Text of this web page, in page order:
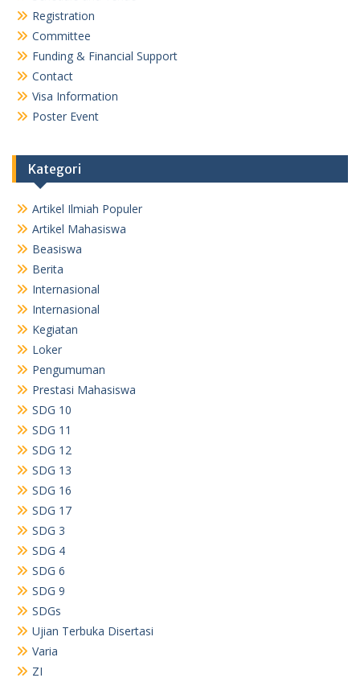
Registration
Committee
Funding & Financial Support
Contact
Visa Information
Poster Event
Kategori
Artikel Ilmiah Populer
Artikel Mahasiswa
Beasiswa
Berita
Internasional
Internasional
Kegiatan
Loker
Pengumuman
Prestasi Mahasiswa
SDG 10
SDG 11
SDG 12
SDG 13
SDG 16
SDG 17
SDG 3
SDG 4
SDG 6
SDG 9
SDGs
Ujian Terbuka Disertasi
Varia
ZI